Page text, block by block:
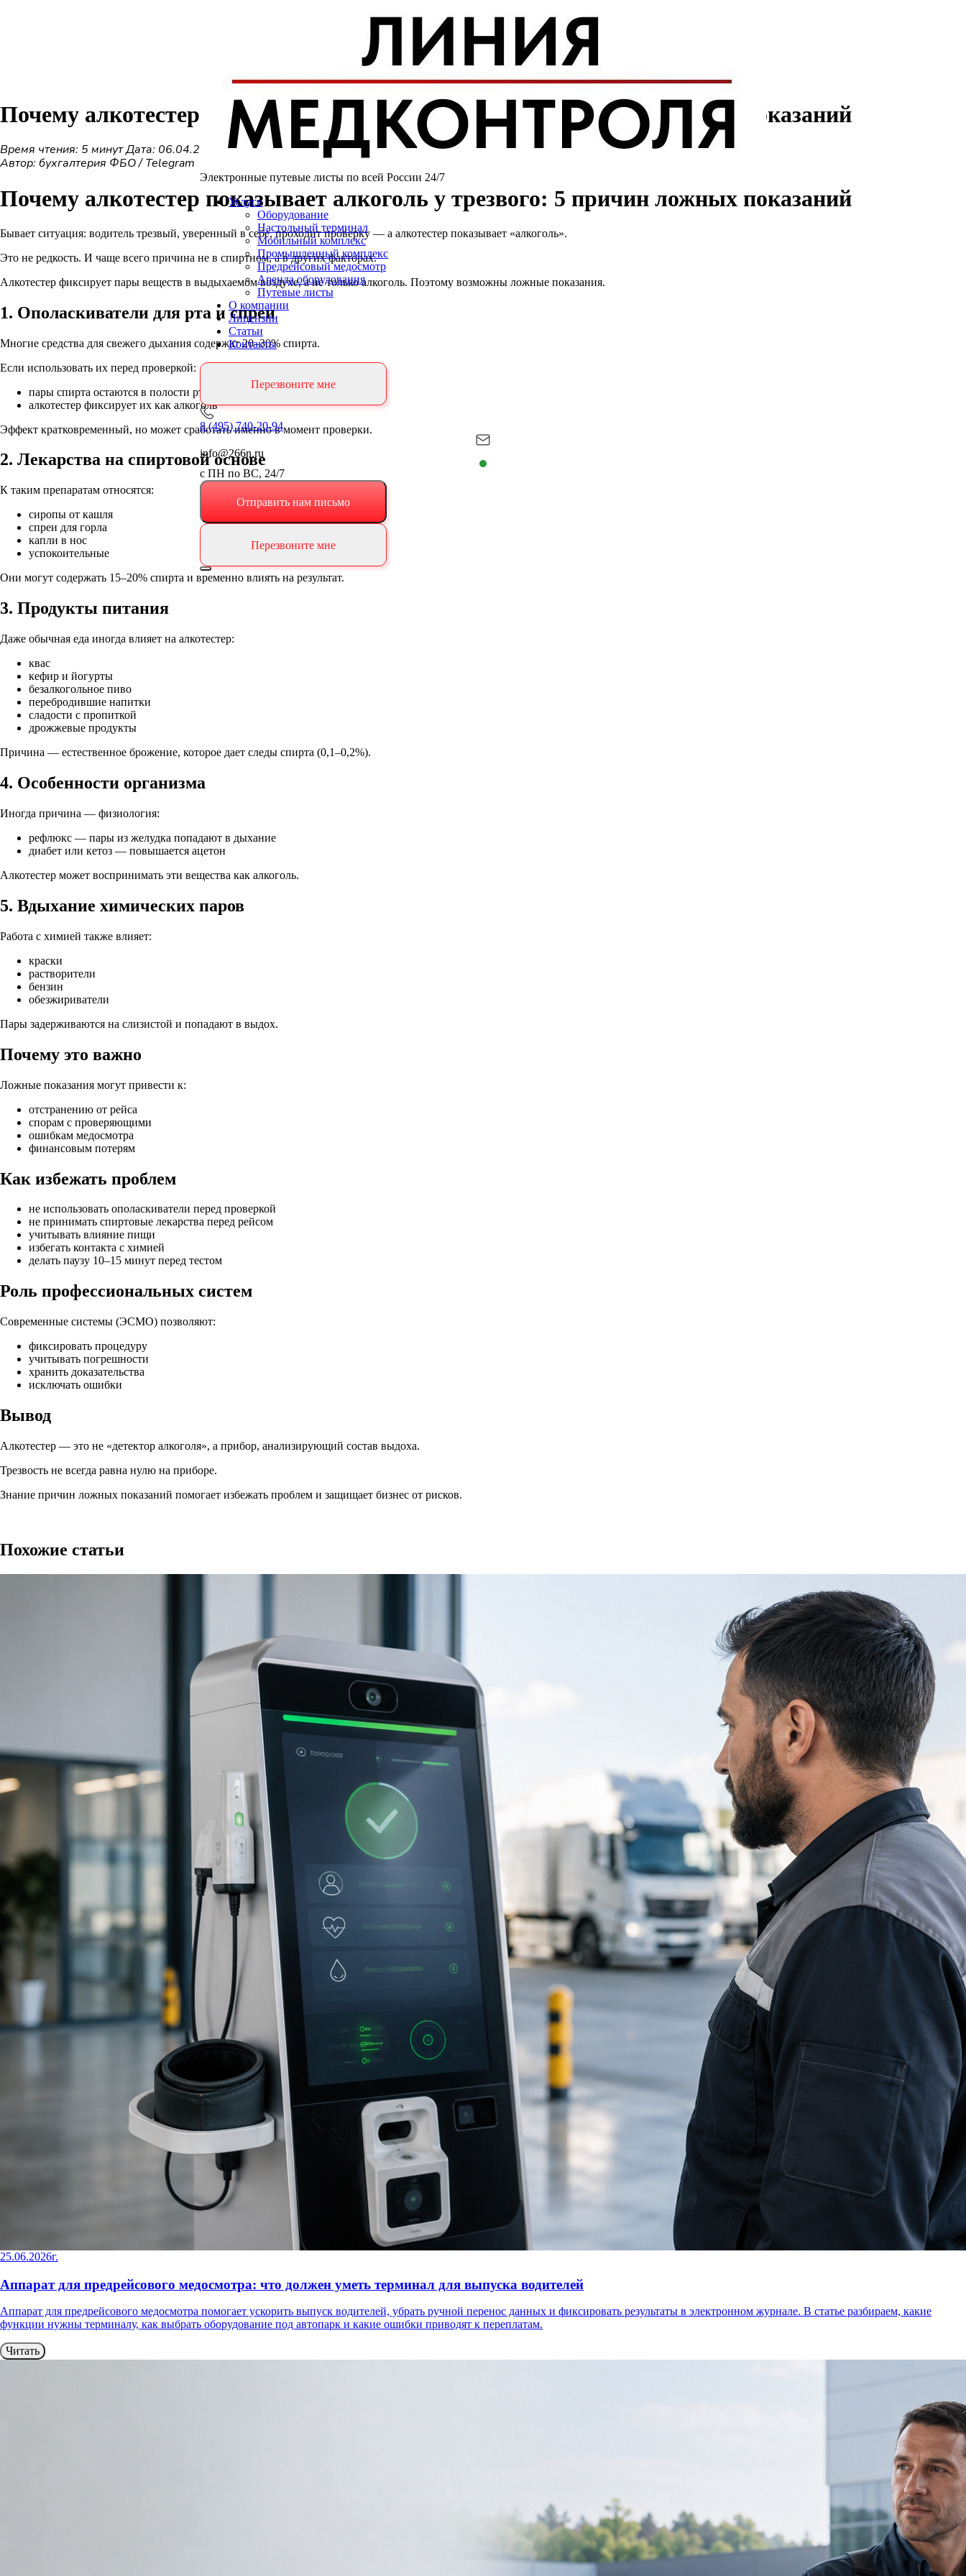
Электронные путевые листы по всей России 24/7
Услуги
Оборудование
Настольный терминал
Мобильный комплекс
Промышленный комплекс
Предрейсовый медосмотр
Аренда оборудования
Путевые листы
О компании
Лицензии
Статьи
Контакты
Перезвоните мне
8 (495) 740-20-94
info@266n.ru
с ПН по ВС, 24/7
Отправить нам письмо
Перезвоните мне
Почему алкотестер показывает алкоголь у трезвого: 5 причин ложных показаний
Время чтения: 5 минутДата: 06.04.2026
Автор: бухгалтерия ФБО / Telegram
Почему алкотестер показывает алкоголь у трезвого: 5 причин ложных показаний
Бывает ситуация: водитель трезвый, уверенный в себе, проходит проверку — а алкотестер показывает «алкоголь».
Это не редкость. И чаще всего причина не в спиртном, а в других факторах.
Алкотестер фиксирует пары веществ в выдыхаемом воздухе, а не только алкоголь. Поэтому возможны ложные показания.
1. Ополаскиватели для рта и спреи
Многие средства для свежего дыхания содержат20–30% спирта.
Если использовать их перед проверкой:
пары спирта остаются в полости рта
алкотестер фиксирует их как алкоголь
Эффект кратковременный, но может сработать именно в момент проверки.
2. Лекарства на спиртовой основе
К таким препаратам относятся:
сиропы от кашля
спреи для горла
капли в нос
успокоительные
Они могут содержать 15–20% спирта и временно влиять на результат.
3. Продукты питания
Даже обычная еда иногда влияет на алкотестер:
квас
кефир и йогурты
безалкогольное пиво
перебродившие напитки
сладости с пропиткой
дрожжевые продукты
Причина — естественное брожение, которое дает следы спирта (0,1–0,2%).
4. Особенности организма
Иногда причина — физиология:
рефлюкс — пары из желудка попадают в дыхание
диабет или кетоз — повышается ацетон
Алкотестер может воспринимать эти вещества как алкоголь.
5. Вдыхание химических паров
Работа с химией также влияет:
краски
растворители
бензин
обезжириватели
Пары задерживаются на слизистой и попадают в выдох.
Почему это важно
Ложные показания могут привести к:
отстранению от рейса
спорам с проверяющими
ошибкам медосмотра
финансовым потерям
Как избежать проблем
не использовать ополаскиватели перед проверкой
не принимать спиртовые лекарства перед рейсом
учитывать влияние пищи
избегать контакта с химией
делать паузу 10–15 минут перед тестом
Роль профессиональных систем
Современные системы (ЭСМО) позволяют:
фиксировать процедуру
учитывать погрешности
хранить доказательства
исключать ошибки
Вывод
Алкотестер — это не «детектор алкоголя», а прибор, анализирующий состав выдоха.
Трезвость не всегда равна нулю на приборе.
Знание причин ложных показаний помогает избежать проблем и защищает бизнес от рисков.
Похожие статьи
25.06.2026г.
Аппарат для предрейсового медосмотра: что должен уметь терминал для выпуска водителей
Аппарат для предрейсового медосмотра помогает ускорить выпуск водителей, убрать ручной перенос данных и фиксировать результаты в электронном журнале. В статье разбираем, какие
функции нужны терминалу, как выбрать оборудование под автопарк и какие ошибки приводят к переплатам.
Читать